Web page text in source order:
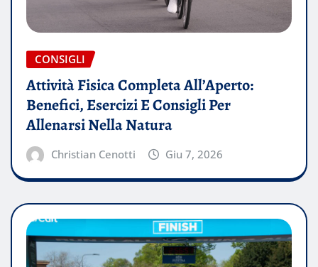
CONSIGLI
Attività Fisica Completa All’Aperto:
Benefici, Esercizi E Consigli Per
Allenarsi Nella Natura
Christian Cenotti Giu 7, 2026